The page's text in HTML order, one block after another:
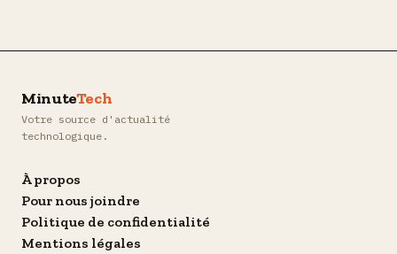
MinuteTech
Votre source d'actualité
technologique.
À propos
Pour nous joindre
Politique de confidentialité
Mentions légales